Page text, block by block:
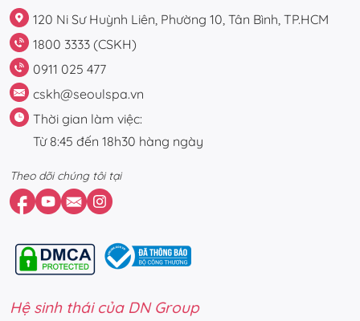
120 Ni Sư Huỳnh Liên, Phường 10, Tân Bình, TP.HCM
1800 3333 (CSKH)
0911 025 477
cskh@seoulspa.vn
Thời gian làm việc:
Từ 8:45 đến 18h30 hàng ngày
Theo dõi chúng tôi tại
Hệ sinh thái của DN Group